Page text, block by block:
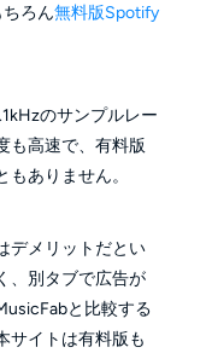
ろん無料版Spotify
のサンプルレー
も高速で、有料版
ありません。
デメリットだとい
、別タブで広告が
と比較する
サイトは有料版も